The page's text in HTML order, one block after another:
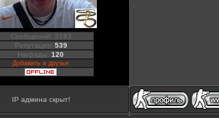
Сообщений: 2183
Репутация: 539
Награды:120
Добавить в друзья
IP админа скрыт!